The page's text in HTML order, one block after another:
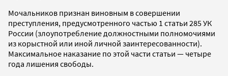
Мочальников признан виновным в совершении
преступления, предусмотренного частью 1 статьи 285 УК
России (злоупотребление должностными полномочиями
из корыстной или иной личной заинтересованности).
Максимальное наказание по этой части статьи — четыре
года лишения свободы.